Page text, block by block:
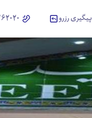
پیگیری رزرو